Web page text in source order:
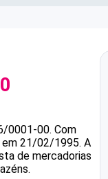
0001-00. Com
em 21/02/1995. A
de mercadorias